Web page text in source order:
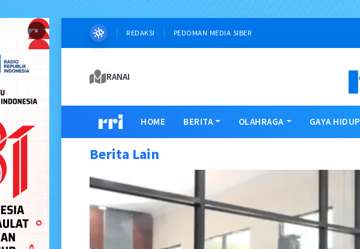
× REDAKSI PEDOMAN MEDIA SIBER
RANAI
HOME BERITA OLAHRAGA GAYA HIDUP
Berita Lain